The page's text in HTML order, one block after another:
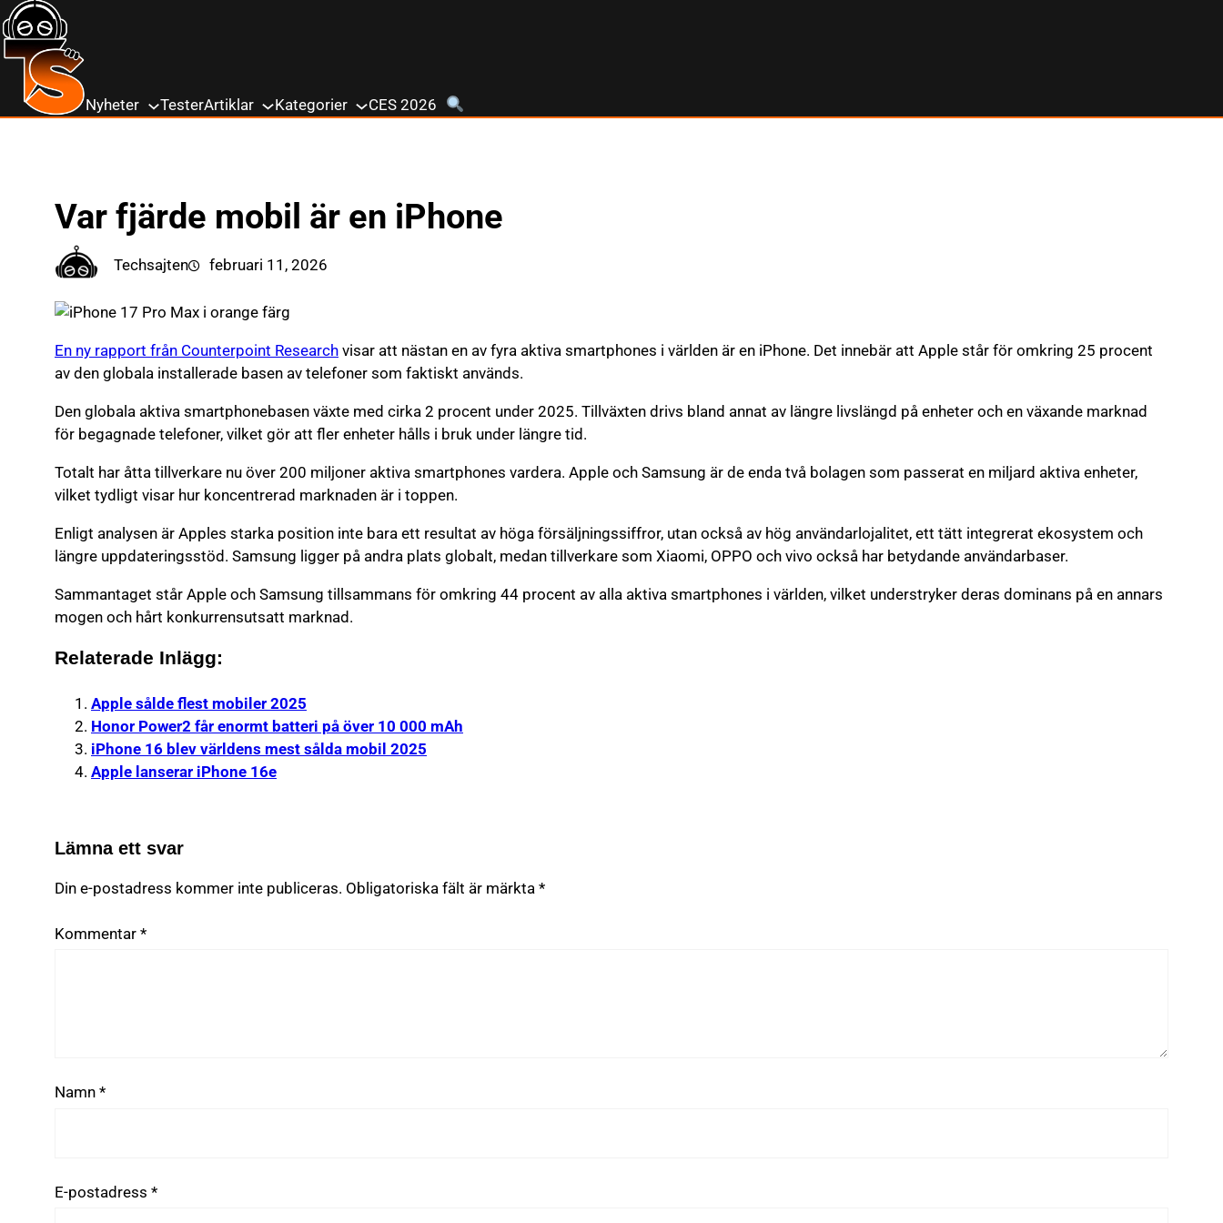
till
innehåll
Nyheter TesterArtiklar Kategorier CES 2026
Var fjärde mobil är en iPhone
Techsajten februari 11, 2026
En ny rapport från Counterpoint Research visar att nästan en av fyra aktiva smartphones i världen är en iPhone. Det innebär att Apple står för omkring 25 procent
av den globala installerade basen av telefoner som faktiskt används.
Den globala aktiva smartphonebasen växte med cirka 2 procent under 2025. Tillväxten drivs bland annat av längre livslängd på enheter och en växande marknad
för begagnade telefoner, vilket gör att fler enheter hålls i bruk under längre tid.
Totalt har åtta tillverkare nu över 200 miljoner aktiva smartphones vardera. Apple och Samsung är de enda två bolagen som passerat en miljard aktiva enheter,
vilket tydligt visar hur koncentrerad marknaden är i toppen.
Enligt analysen är Apples starka position inte bara ett resultat av höga försäljningssiffror, utan också av hög användarlojalitet, ett tätt integrerat ekosystem och
längre uppdateringsstöd. Samsung ligger på andra plats globalt, medan tillverkare som Xiaomi, OPPO och vivo också har betydande användarbaser.
Sammantaget står Apple och Samsung tillsammans för omkring 44 procent av alla aktiva smartphones i världen, vilket understryker deras dominans på en annars
mogen och hårt konkurrensutsatt marknad.
Relaterade Inlägg:
Apple sålde flest mobiler 2025
Honor Power2 får enormt batteri på över 10 000 mAh
iPhone 16 blev världens mest sålda mobil 2025
Apple lanserar iPhone 16e
Lämna ett svar
Din e-postadress kommer inte publiceras. Obligatoriska fält är märkta *
Kommentar *
Namn *
E-postadress *